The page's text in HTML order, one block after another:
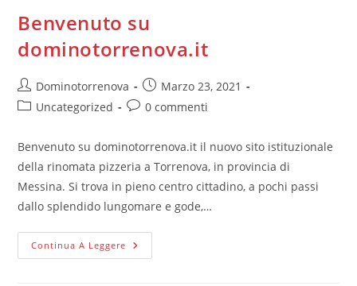
Benvenuto su
dominotorrenova.it
Autore
dell'articolo:
Dominotorrenova
Articolo
pubblicato:
Marzo 23, 2021
Categoria
Uncategorized
Commenti
0 commenti
Benvenuto su dominotorrenova.it il nuovo sito istituzionale
della rinomata pizzeria a Torrenova, in provincia di
Messina. Si trova in pieno centro cittadino, a pochi passi
dallo splendido lungomare e gode,…
Continua A Leggere Benvenuto
Su